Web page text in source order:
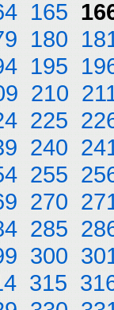
165
180
195
210
225
240
255
270
285
300
315